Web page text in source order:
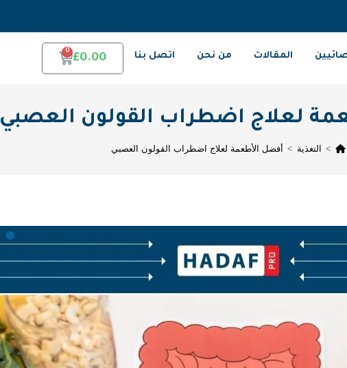
المقالات من نحن اتصل بنا £0.00
0
لعلاج اضطراب القولون العصبي
> التغذية > أفضل الأطعمة لعلاج اضطراب القولون العصبي